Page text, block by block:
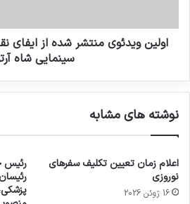
اولین ویدئوی منتشر شده از ایفای
سینمایی شاه
نوشته های مشابه
اعلام زمان تعیین تکلیف سفرهای
نوروزی
16 ژوئن 2026
رئیس